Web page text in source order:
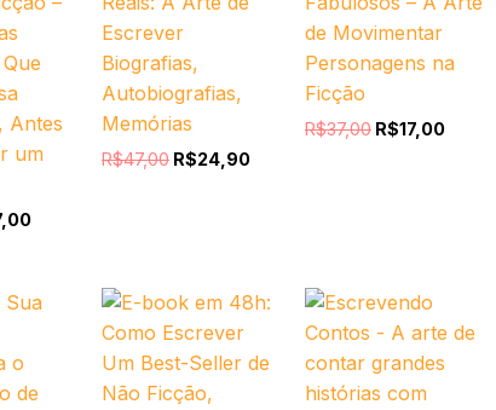
Antes
um
Escrever
Biografias,
Autobiografias,
Memórias
R$47,00 R$24,90
de Movimentar
Personagens na
Ficção
R$37,00 R$17,00
O
R$17,00.
O
original
era:
R$47,00.
O
é:
R$17,00.
O
original
era:
atual